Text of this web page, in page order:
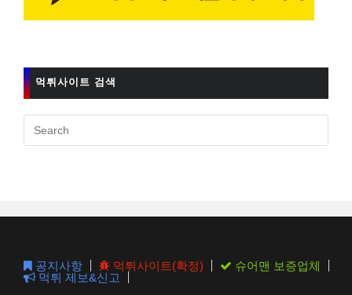
먹튀사이트 검색
공지사항 먹튀사이트(확정)
슈어맨 보증업체
먹튀 제보&신고